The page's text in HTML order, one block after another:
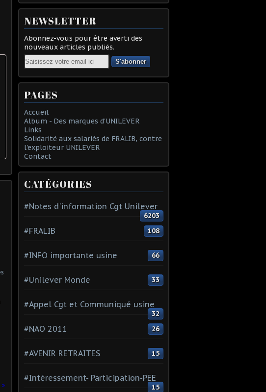
NEWSLETTER
Abonnez-vous pour être averti des
nouveaux articles publiés.
Email
PAGES
Accueil
Album - Des marques d'UNILEVER
Links
Solidarité aux salariés de FRALIB, contre
l'exploiteur UNILEVER
Contact
CATÉGORIES
#Notes d'information Cgt Unilever
6203
#FRALIB 108
#INFO importante usine 66
#Unilever Monde 33
#Appel Cgt et Communiqué usine
32
#NAO 2011 26
#AVENIR RETRAITES 15
#Intéressement- Participation-PEE
15